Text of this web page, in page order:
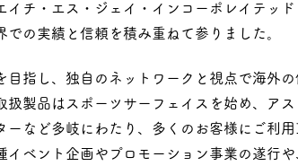
イチ・エス・ジェイ・インコーポレイテッ
での実績と信頼を積み重ねて参りました。
目指し、独自のネットワークと視点で海外
扱製品はスポーツサーフェイスを始め、ア
ーなど多岐にわたり、多くのお客様にご利
イベント企画やプロモーション事業の遂行